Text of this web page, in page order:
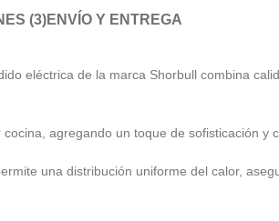
(3)ENVÍO Y ENTREGA
eléctrica de la marca Shorbull combina
agregando un toque de sofisticación y
una distribución uniforme del calor,